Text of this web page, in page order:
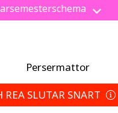
— Välj dina returvillkor
Persermattor
REA SLUTAR SNART